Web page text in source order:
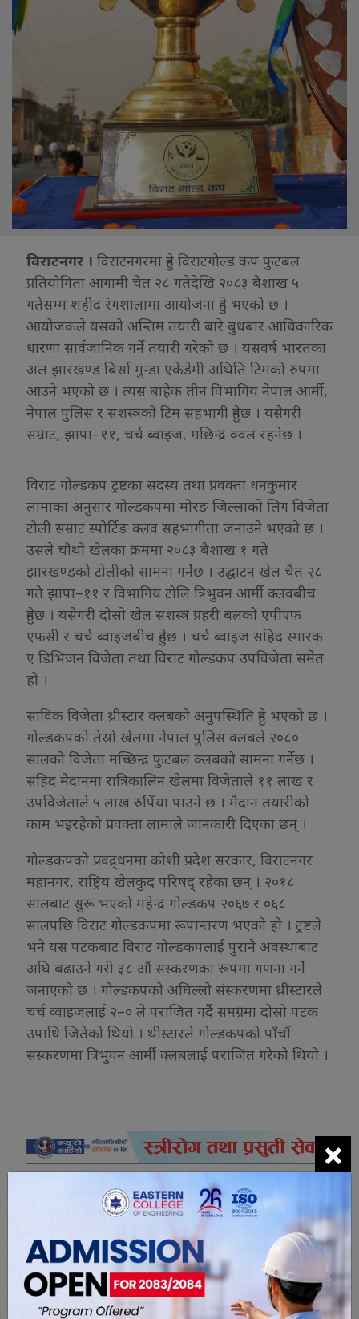
विराटनगर । विराटनगरमा हुने विराटगोल्ड कप फुटबल
प्रतियोगिता आगामी चैत २८ गतेदेखि २०८३ बैशाख ५
गतेसम्म शहीद रंगशालामा आयोजना हुने भएको छ ।
आयोजकले यसको अन्तिम तयारी बारे बुधबार आधिकारिक
धारणा सार्वजानिक गर्ने तयारी गरेको छ । यसवर्ष भारतका
अल झारखण्ड बिर्सा मुन्डा एकेडेमी अथिति टिमको रुपमा
आउने भएको छ । त्यस बाहेक तीन विभागिय नेपाल आर्मी,
नेपाल पुलिस र सशस्त्रको टिम सहभागी हुनेछ । यसैगरी
सम्राट, झापा–११, चर्च ब्वाइज, मछिन्द्र क्वल रहनेछ ।
विराट गोल्डकप ट्रष्टका सदस्य तथा प्रवक्ता धनकुमार
लामाका अनुसार गोल्डकपमा मोरङ जिल्लाको लिग विजेता
टोली सम्राट स्पोर्टिङ क्लव सहभागीता जनाउने भएको छ ।
उसले चौथो खेलका क्रममा २०८३ बैशाख १ गते
झारखण्डको टोलीको सामना गर्नेछ । उद्घाटन खेल चैत २८
गते झापा–११ र विभागिय टोलि त्रिभुवन आर्मी क्लवबीच
हुनेछ । यसैगरी दोस्रो खेल सशस्त्र प्रहरी बलको एपीएफ
एफसी र चर्च ब्वाइजबीच हुनेछ । चर्च ब्वाइज सहिद स्मारक
ए डिभिजन विजेता तथा विराट गोल्डकप उपविजेता समेत
हो ।
साविक विजेता थ्रीस्टार क्लबको अनुपस्थिति हुने भएको छ ।
गोल्डकपको तेस्रो खेलमा नेपाल पुलिस क्लबले २०८०
सालको विजेता मच्छिन्द्र फुटबल क्लबको सामना गर्नेछ ।
सहिद मैदानमा रात्रिकालिन खेलमा विजेताले ११ लाख र
उपविजेताले ५ लाख रुपिँया पाउने छ । मैदान तयारीको
काम भइरहेको प्रवक्ता लामाले जानकारी दिएका छन् ।
गोल्डकपको प्रवद्र्धनमा कोशी प्रदेश सरकार, विराटनगर
महानगर, राष्ट्रिय खेलकुद परिषद् रहेका छन् । २०१८
सालबाट सुरू भएको महेन्द्र गोल्डकप २०६७ र ०६८
सालपछि विराट गोल्डकपमा रूपान्तरण भएको हो । ट्रष्टले
भने यस पटकबाट विराट गोल्डकपलाई पुरानै अवस्थाबाट
अघि बढाउने गरी ३८ औं संस्करणका रूपमा गणना गर्ने
जनाएको छ । गोल्डकपको अघिल्लो संस्करणमा थ्रीस्टारले
चर्च व्वाइजलाई २–० ले पराजित गर्दै समग्रमा दोस्रो पटक
उपाधि जितेको थियो । थीस्टारले गोल्डकपको पाँचौं
संस्करणमा त्रिभुवन आर्मी क्लबलाई पराजित गरेको थियो ।
यो खबर पढेर तपाईलाई कस्तो महसुस
भयो ?
0 0 0 0 0
×